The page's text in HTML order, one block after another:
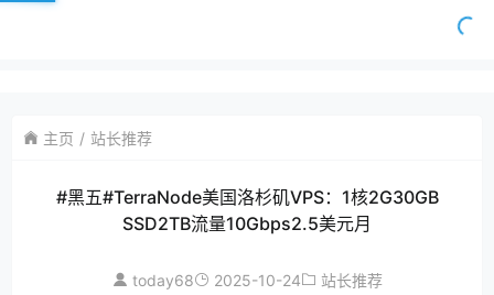
主页 站长推荐
#黑五#TerraNode美国洛杉矶VPS：1核2G30GB
SSD2TB流量10Gbps2.5美元月
today68 2025-10-24 站长推荐